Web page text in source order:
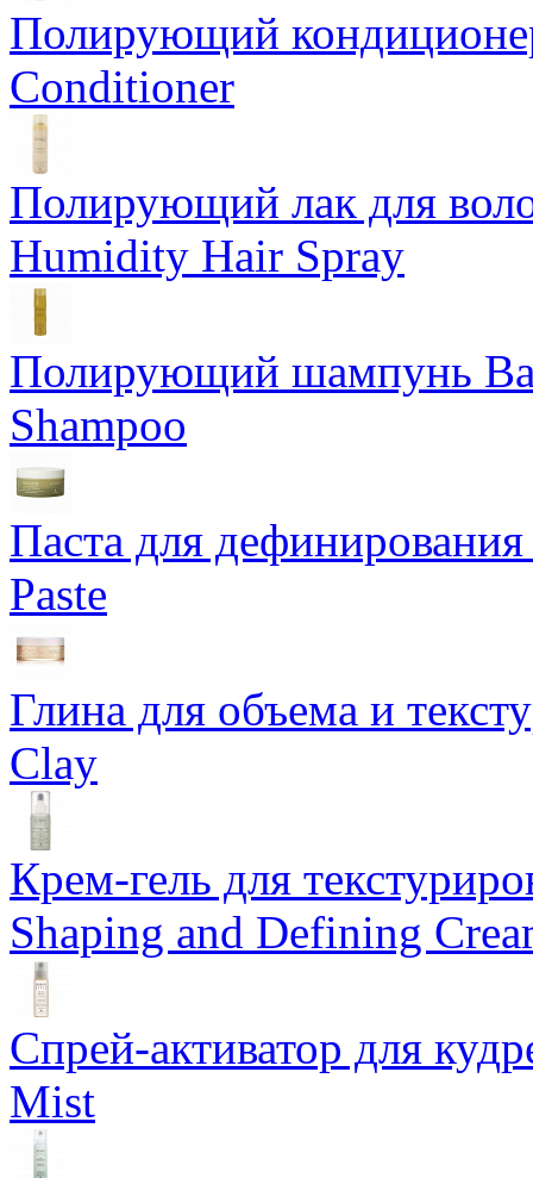
Полирующий
Conditioner
Полирующий лак для
Humidity Hair Spray
Полирующий шампунь
Shampoo
Паста для
Paste
Глина для объема и
Clay
Крем-гель для
Shaping and Defining
Спрей-активатор для
Mist